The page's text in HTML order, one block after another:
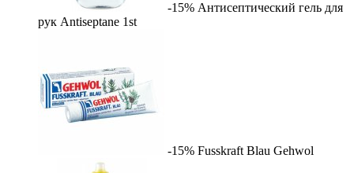
-15% Антисептический гель для
рук Antiseptane 1st
-15% Fusskraft Blau Gehwol